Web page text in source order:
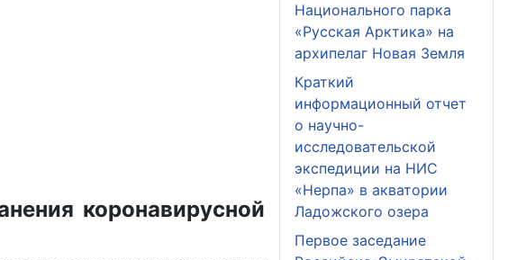
коронавирусной
Национального парка
«Русская Арктика» на
архипелаг Новая Земля
Краткий
информационный отчет
о научно-
исследовательской
экспедиции на НИС
«Нерпа» в акватории
Ладожского озера
Первое заседание